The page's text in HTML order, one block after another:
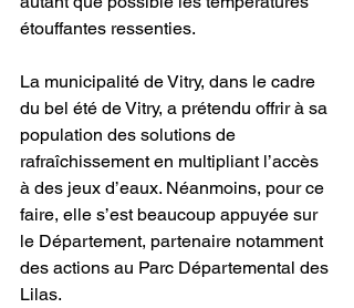
étouffantes ressenties.
La municipalité de Vitry, dans le cadre
du bel été de Vitry, a prétendu offrir à sa
population des solutions de
rafraîchissement en multipliant l’accès
à des jeux d’eaux. Néanmoins, pour ce
faire, elle s’est beaucoup appuyée sur
le Département, partenaire notamment
des actions au Parc Départemental des
Lilas.